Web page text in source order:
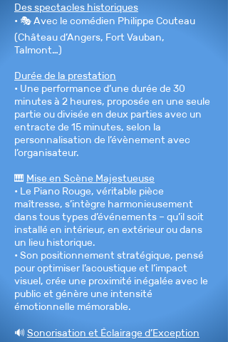
Des spectacles historiques
• 🎭 Avec le comédien Philippe Couteau
(Château d’Angers, Fort Vauban,
Talmont…)
Durée de la prestation
• Une performance d’une durée de 30
minutes à 2 heures, proposée en une seule
partie ou divisée en deux parties avec un
entracte de 15 minutes, selon la
personnalisation de l’évènement avec
l’organisateur.
🎹 Mise en Scène Majestueuse
• Le Piano Rouge, véritable pièce
maîtresse, s’intègre harmonieusement
dans tous types d’événements – qu’il soit
installé en intérieur, en extérieur ou dans
un lieu historique.
• Son positionnement stratégique, pensé
pour optimiser l’acoustique et l’impact
visuel, crée une proximité inégalée avec le
public et génère une intensité
émotionnelle mémorable.
🔊 Sonorisation et Éclairage d’Exception